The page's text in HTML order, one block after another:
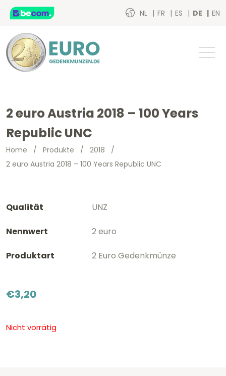
NL FR ES DE EN
2 euro Austria 2018 – 100 Years
Republic UNC
Home / Produkte / 2018 /
2 euro Austria 2018 – 100 Years Republic UNC
Qualität UNZ
Nennwert 2 euro
Produktart 2 Euro Gedenkmünze
€3,20
Nicht vorrätig